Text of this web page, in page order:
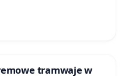
tramwaje w